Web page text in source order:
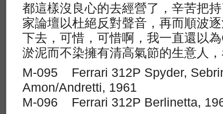
都這樣沒良心的去經營了，辛苦把
家論壇以杜絕反對聲音，再而順波
下去，可惜，可惜啊，我一直還以
淤泥而不染擁有清高氣節的生意人
M-095 Ferrari 312P Spyder,
Amon/Andretti, 1961
M-096 Ferrari 312P Berlinetta,